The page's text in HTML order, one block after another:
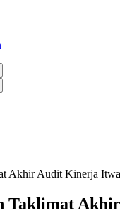
Akhir Audit Kinerja
Taklimat